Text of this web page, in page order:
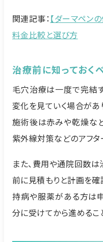
関連記事：【ダーマペン
料金比較と選び方
治療前に知っておく
毛穴治療は一度で完結
変化を見ていく場合があ
施術後は赤みや乾燥な
紫外線対策などのアフタ
また、費用や通院回数
前に見積もりと計画を確
持病や服薬がある方は
分に受けてから進めるこ